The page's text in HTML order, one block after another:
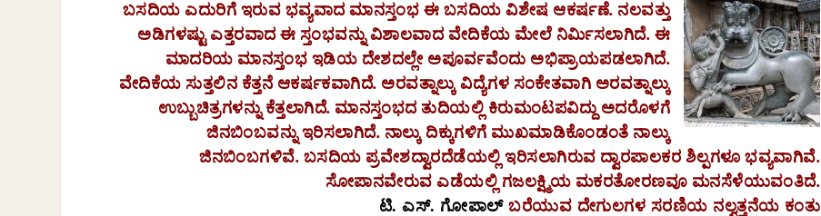
ಬಸದಿಯ ಎದುರಿಗೆ ಇರುವ ಭವ್ಯವಾದ ಮಾನಸ್ತಂಭ ಈ ಬಸದಿಯ ವಿಶೇಷ ಆಕರ್ಷಣೆ. ನಲವತ್ತು
ಅಡಿಗಳಷ್ಟು ಎತ್ತರವಾದ ಈ ಸ್ತಂಭವನ್ನು ವಿಶಾಲವಾದ ವೇದಿಕೆಯ ಮೇಲೆ ನಿರ್ಮಿಸಲಾಗಿದೆ. ಈ
ಮಾದರಿಯ ಮಾನಸ್ತಂಭ ಇಡಿಯ ದೇಶದಲ್ಲೇ ಅಪೂರ್ವವೆಂದು ಅಭಿಪ್ರಾಯಪಡಲಾಗಿದೆ.
ವೇದಿಕೆಯ ಸುತ್ತಲಿನ ಕೆತ್ತನೆ ಆಕರ್ಷಕವಾಗಿದೆ. ಅರವತ್ನಾಲ್ಕು ವಿದ್ಯೆಗಳ ಸಂಕೇತವಾಗಿ ಅರವತ್ನಾಲ್ಕು
ಉಬ್ಬುಚಿತ್ರಗಳನ್ನು ಕೆತ್ತಲಾಗಿದೆ. ಮಾನಸ್ತಂಭದ ತುದಿಯಲ್ಲಿ ಕಿರುಮಂಟಪವಿದ್ದು ಅದರೊಳಗೆ
ಜಿನಬಿಂಬವನ್ನು ಇರಿಸಲಾಗಿದೆ. ನಾಲ್ಕು ದಿಕ್ಕುಗಳಿಗೆ ಮುಖಮಾಡಿಕೊಂಡಂತೆ ನಾಲ್ಕು
ಜಿನಬಿಂಬಗಳಿವೆ. ಬಸದಿಯ ಪ್ರವೇಶದ್ವಾರದೆಡೆಯಲ್ಲಿ ಇರಿಸಲಾಗಿರುವ ದ್ವಾರಪಾಲಕರ ಶಿಲ್ಪಗಳೂ ಭವ್ಯವಾಗಿವೆ.
ಸೋಪಾನವೇರುವ ಎಡೆಯಲ್ಲಿ ಗಜಲಕ್ಷ್ಮಿಯ ಮಕರತೋರಣವೂ ಮನಸೆಳೆಯುವಂತಿದೆ.
ಟಿ. ಎಸ್. ಗೋಪಾಲ್ಬರೆಯುವ ದೇಗುಲಗಳ ಸರಣಿಯ ನಲ್ವತ್ತನೆಯ ಕಂತು